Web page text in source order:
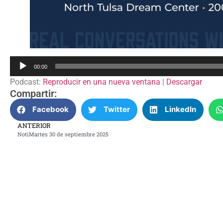
Reproductor
audio
00:00
Podcast: Reproducir en una nueva ventana | Descargar
Compartir:
Facebook Twitter LinkedIn
ANTERIOR
NotiMartes 30 de septiembre 2025